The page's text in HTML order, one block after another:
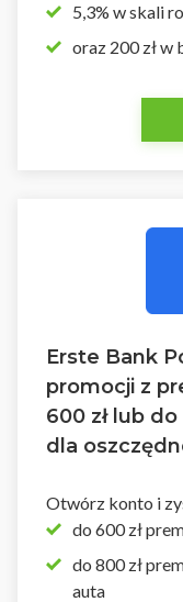
5,3% w skali
oraz 200 zł w
Erste Bank
promocji z
600 zł lub
dla
Otwórz konto i
do 600 zł
do 800 zł
auta